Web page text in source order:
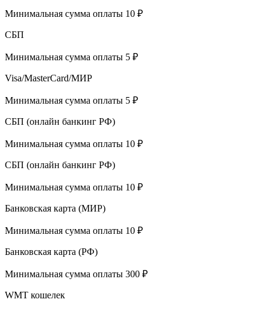
Минимальная сумма оплаты 10 ₽
СБП
Минимальная сумма оплаты 5 ₽
Visa/MasterCard/МИР
Минимальная сумма оплаты 5 ₽
СБП (онлайн банкинг РФ)
Минимальная сумма оплаты 10 ₽
СБП (онлайн банкинг РФ)
Минимальная сумма оплаты 10 ₽
Банковская карта (МИР)
Минимальная сумма оплаты 10 ₽
Банковская карта (РФ)
Минимальная сумма оплаты 300 ₽
WMT кошелек